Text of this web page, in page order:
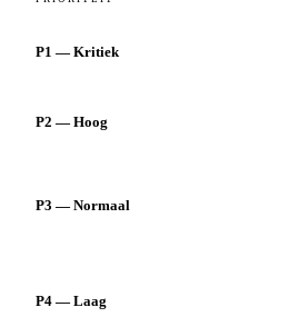
P1 — Kritiek
P2 — Hoog
P3 — Normaal
P4 — Laag